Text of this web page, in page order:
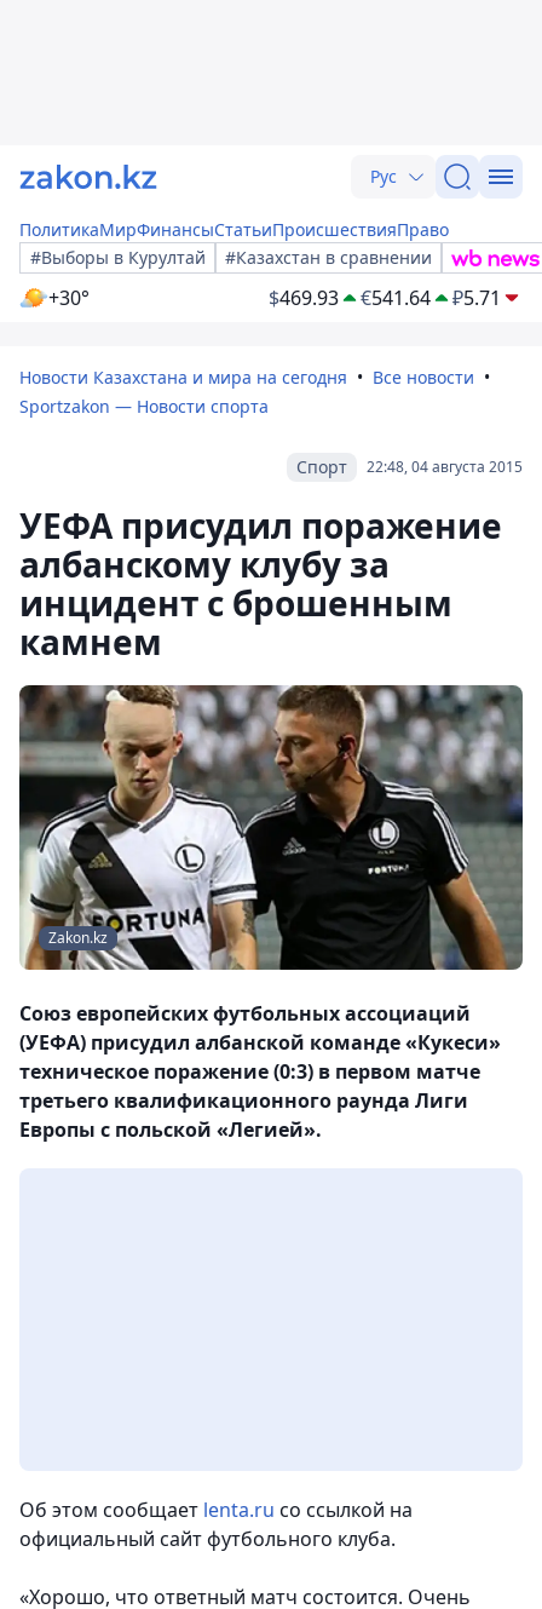
Рус
ПолитикаМирФинансыСтатьиПроисшествияПраво
#Выборы в Курултай
#Казахстан в сравнении
+30° $469.93 €541.64 ₽5.71
Новости Казахстана и мира на сегодня
Все новости
Sportzakon — Новости спорта
22:48, 04 августа 2015
Спорт
УЕФА присудил поражение
албанскому клубу за
инцидент с брошенным
камнем
Zakon.kz
Союз европейских футбольных ассоциаций
(УЕФА) присудил албанской команде «Кукеси»
техническое поражение (0:3) в первом матче
третьего квалификационного раунда Лиги
Европы с польской «Легией».
Об этом сообщает lenta.ru со ссылкой на
официальный сайт футбольного клуба.
«Хорошо, что ответный матч состоится. Очень